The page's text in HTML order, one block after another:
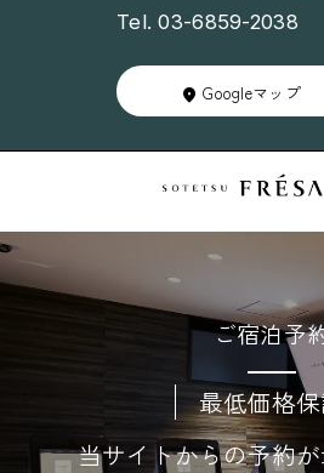
Tel. 03-6859-2038
Googleマップ
ご宿泊予
最低価格
当サイトからの予約